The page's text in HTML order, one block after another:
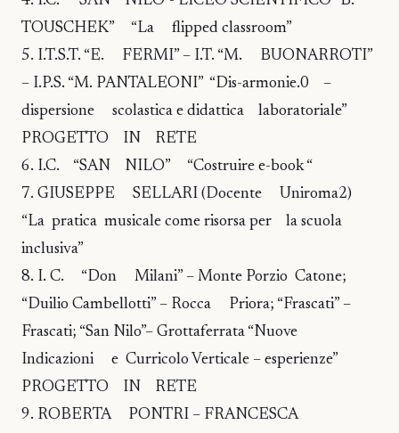
TOUSCHEK” “La flipped classroom”
5. I.T.S.T. “E. FERMI” – I.T. “M. BUONARROTI”
– I.P.S. “M. PANTALEONI” “Dis-armonie.0 –
dispersione scolastica e didattica laboratoriale”
PROGETTO IN RETE
6. I.C. “SAN NILO” “Costruire e-book “
7. GIUSEPPE SELLARI (Docente Uniroma2)
“La pratica musicale come risorsa per la scuola
inclusiva”
8. I. C. “Don Milani” – Monte Porzio Catone;
“Duilio Cambellotti” – Rocca Priora; “Frascati” –
Frascati; “San Nilo”– Grottaferrata “Nuove
Indicazioni e Curricolo Verticale – esperienze”
PROGETTO IN RETE
9. ROBERTA PONTRI – FRANCESCA